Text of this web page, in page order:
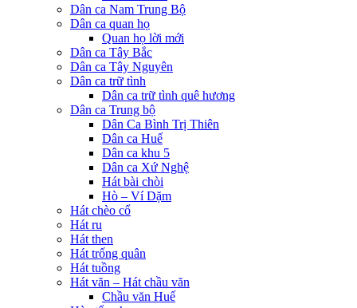
Dân ca Nam Trung Bộ
Dân ca quan họ
Quan họ lời mới
Dân ca Tây Bắc
Dân ca Tây Nguyên
Dân ca trữ tình
Dân ca trữ tình quê hương
Dân ca Trung bộ
Dân Ca Bình Trị Thiên
Dân ca Huế
Dân ca khu 5
Dân ca Xứ Nghệ
Hát bài chòi
Hò – Ví Dặm
Hát chèo cổ
Hát ru
Hát then
Hát trống quân
Hát tuồng
Hát văn – Hát chầu văn
Chầu văn Huế